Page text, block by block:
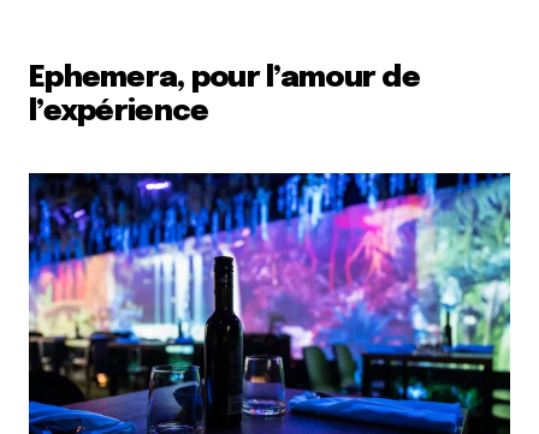
Ephemera, pour l’amour de
l’expérience